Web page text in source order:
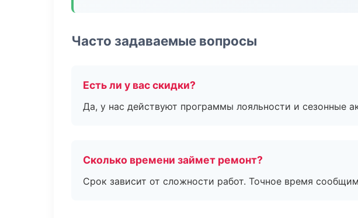
Часто задаваемые вопросы
Есть ли у вас скидки?
Да, у нас действуют программы лояльности и сезонные
Сколько времени займет ремонт?
Срок зависит от сложности работ. Точное время